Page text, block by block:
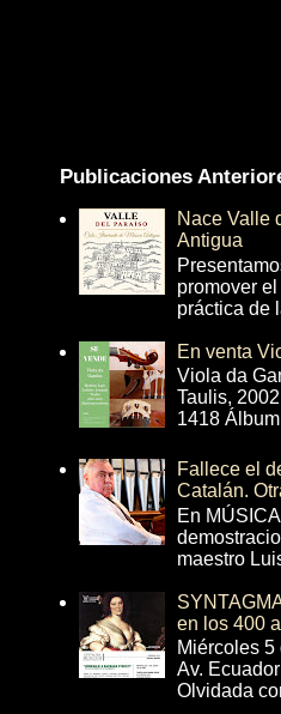
Publicaciones
Nace Valle
Antigua
promover
práctica de
En venta
Viola da
Taulis,
1418
Fallece el
Catalán.
En
maestro
en los 400
Miércoles
Av.
Olvidada